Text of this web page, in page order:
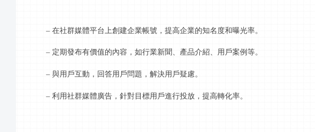
– 在社群媒體平台上創建企業帳號，提高企業的知名度和曝光率。
– 定期發布有價值的內容，如行業新聞、產品介紹、用戶案例等。
– 與用戶互動，回答用戶問題，解決用戶疑慮。
– 利用社群媒體廣告，針對目標用戶進行投放，提高轉化率。